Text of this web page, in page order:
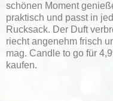
schönen Moment
praktisch und passt in
Rucksack. Der Duft
riecht angenehm frisch
mag. Candle to go für
kaufen.